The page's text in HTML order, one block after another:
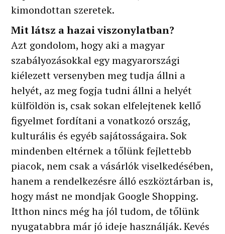
kimondottan szeretek.
Mit látsz a hazai viszonylatban?
Azt gondolom, hogy aki a magyar
szabályozásokkal egy magyarországi
kiélezett versenyben meg tudja állni a
helyét, az meg fogja tudni állni a helyét
külföldön is, csak sokan elfelejtenek kellő
figyelmet fordítani a vonatkozó ország,
kulturális és egyéb sajátosságaira. Sok
mindenben eltérnek a tőlünk fejlettebb
piacok, nem csak a vásárlók viselkedésében,
hanem a rendelkezésre álló eszköztárban is,
hogy mást ne mondjak Google Shopping.
Itthon nincs még ha jól tudom, de tőlünk
nyugatabbra már jó ideje használják. Kevés